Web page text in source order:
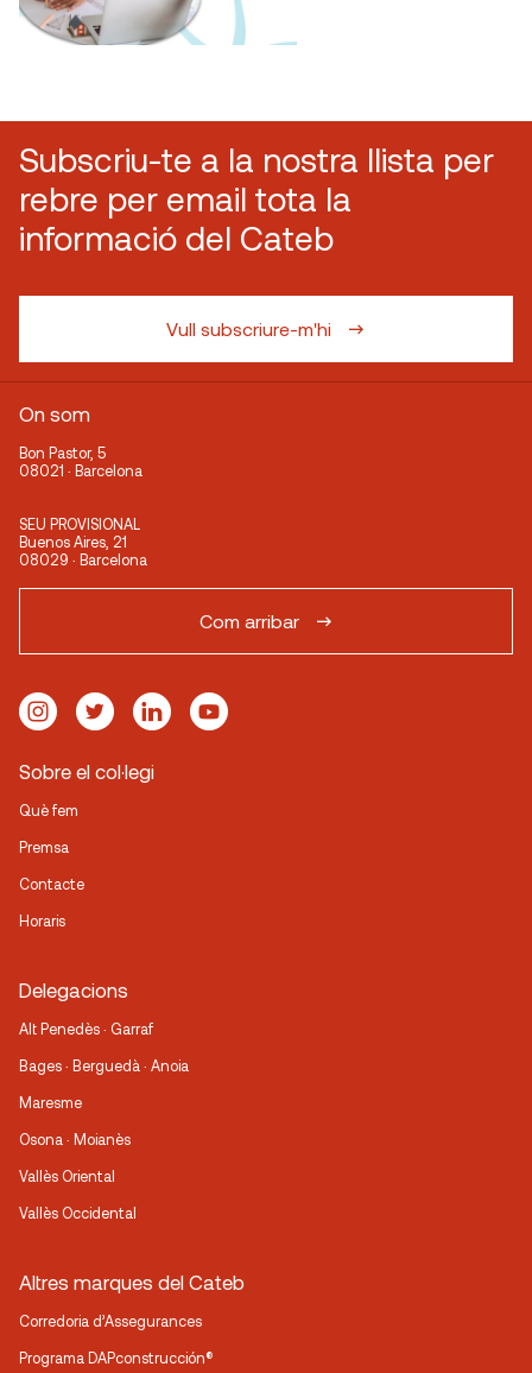
Subscriu-te a la nostra llista per
rebre per email tota la
informació del Cateb
Vull subscriure-m'hi
On som
Bon Pastor, 5
08021 · Barcelona
SEU PROVISIONAL
Buenos Aires, 21
08029 · Barcelona
Com arribar
Sobre el col·legi
Què fem
Premsa
Contacte
Horaris
Delegacions
Alt Penedès · Garraf
Bages · Berguedà · Anoia
Maresme
Osona · Moianès
Vallès Oriental
Vallès Occidental
Altres marques del Cateb
Corredoria d’Assegurances
Programa DAPconstrucción®